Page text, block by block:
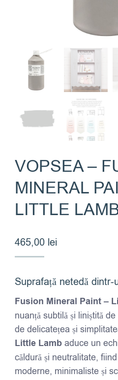
VOPSEA –
MINERAL
LITTLE
465,00 lei
Suprafață netedă
Fusion Mineral Paint –
nuanță subtilă și liniștită
de delicatețea și
Little Lamb aduce un
căldură și neutralitate,
moderne, minimaliste și